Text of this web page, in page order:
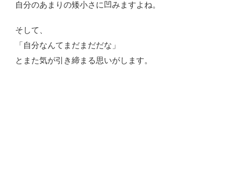
自分のあまりの矮小さに凹みますよね。
そして、
「自分なんてまだまだだな」
とまた気が引き締まる思いがします。